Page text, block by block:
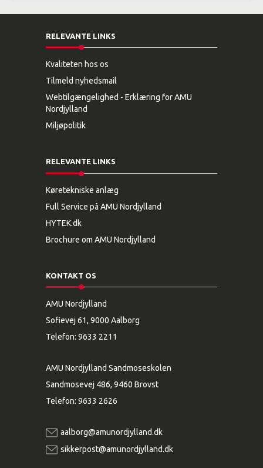
RELEVANTE LINKS
Kvaliteten hos os
Tilmeld nyhedsmail
Webtilgængelighed - Erklæring for AMU
Nordjylland
Miljøpolitik
RELEVANTE LINKS
Køretekniske anlæg
Full Service på AMU Nordjylland
HYTEK.dk
Brochure om AMU Nordjylland
KONTAKT OS
AMU Nordjylland
Sofievej 61, 9000 Aalborg
Telefon: 9633 2211
AMU Nordjylland Sandmoseskolen
Sandmosevej 486, 9460 Brovst
Telefon: 9633 2626
aalborg@amunordjylland.dk
sikkerpost@amunordjylland.dk